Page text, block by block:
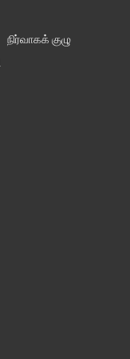
நிர்வாகக் குழு